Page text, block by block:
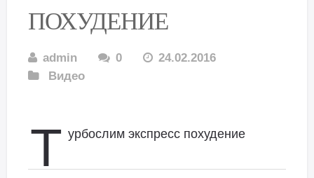
ПОХУДЕНИЕ
admin 0
24.02.2016
Видео
Т урбослим экспресс похудение